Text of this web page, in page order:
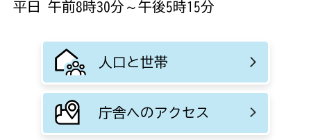
平日 午前8時30分～午後5時15分
人口と世帯
庁舎へのアクセス